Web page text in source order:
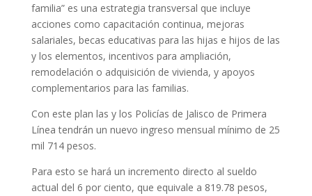
familia” es una estrategia transversal que incluye
acciones como capacitación continua, mejoras
salariales, becas educativas para las hijas e hijos de las
y los elementos, incentivos para ampliación,
remodelación o adquisición de vivienda, y apoyos
complementarios para las familias.
Con este plan las y los Policías de Jalisco de Primera
Línea tendrán un nuevo ingreso mensual mínimo de 25
mil 714 pesos.
Para esto se hará un incremento directo al sueldo
actual del 6 por ciento, que equivale a 819.78 pesos,